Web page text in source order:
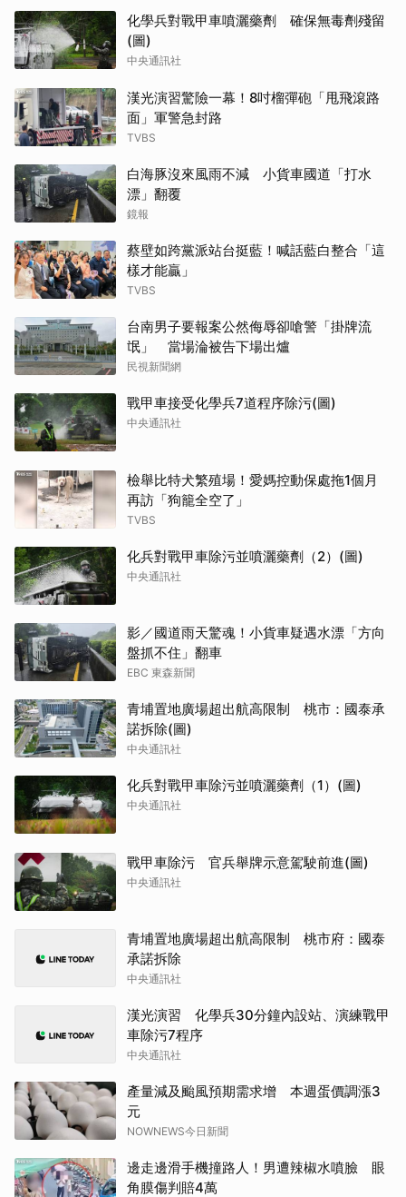
化學兵對戰甲車噴灑藥劑 確保無毒劑殘留
(圖)
中央通訊社
漢光演習驚險一幕！8吋榴彈砲「甩飛滾路
面」軍警急封路
TVBS
白海豚沒來風雨不減 小貨車國道「打水
漂」翻覆
鏡報
蔡壁如跨黨派站台挺藍！喊話藍白整合「這
樣才能贏」
TVBS
台南男子要報案公然侮辱卻嗆警「掛牌流
氓」 當場淪被告下場出爐
民視新聞網
戰甲車接受化學兵7道程序除污(圖)
中央通訊社
檢舉比特犬繁殖場！愛媽控動保處拖1個月
再訪「狗籠全空了」
TVBS
化兵對戰甲車除污並噴灑藥劑（2）(圖)
中央通訊社
影／國道雨天驚魂！小貨車疑遇水漂「方向
盤抓不住」翻車
EBC 東森新聞
青埔置地廣場超出航高限制 桃市：國泰承
諾拆除(圖)
中央通訊社
化兵對戰甲車除污並噴灑藥劑（1）(圖)
中央通訊社
戰甲車除污 官兵舉牌示意駕駛前進(圖)
中央通訊社
青埔置地廣場超出航高限制 桃市府：國泰
承諾拆除
中央通訊社
漢光演習 化學兵30分鐘內設站、演練戰甲
車除污7程序
中央通訊社
產量減及颱風預期需求增 本週蛋價調漲3
元
NOWNEWS今日新聞
邊走邊滑手機撞路人！男遭辣椒水噴臉 眼
角膜傷判賠4萬